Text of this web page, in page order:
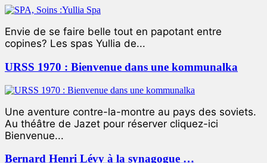
Envie de se faire belle tout en papotant entre
copines? Les spas Yullia de...
URSS 1970 : Bienvenue dans une kommunalka
Une aventure contre-la-montre au pays des soviets.
Au théâtre de Jazet pour réserver cliquez-ici
Bienvenue...
Bernard Henri Lévy à la synagogue …